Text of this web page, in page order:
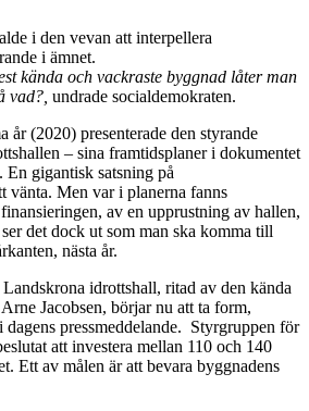
i den vevan att interpellera
i ämnet.
kända och vackraste byggnad låter man
vad?, undrade socialdemokraten.
år (2020) presenterade den styrande
– sina framtidsplaner i dokumentet
gigantisk satsning på
vänta. Men var i planerna fanns
av en upprustning av hallen,
det dock ut som man ska komma till
nästa år.
idrottshall, ritad av den kända
Jacobsen, börjar nu att ta form,
pressmeddelande. Styrgruppen för
att investera mellan 110 och 140
Ett av målen är att bevara byggnadens